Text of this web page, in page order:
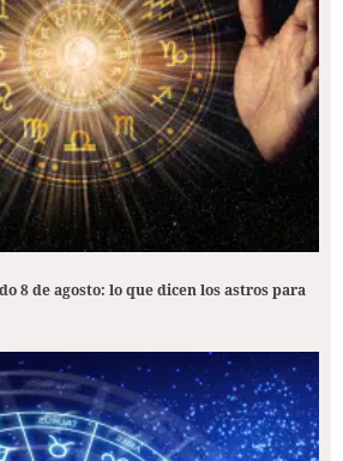
8 de agosto: lo que dicen los astros para